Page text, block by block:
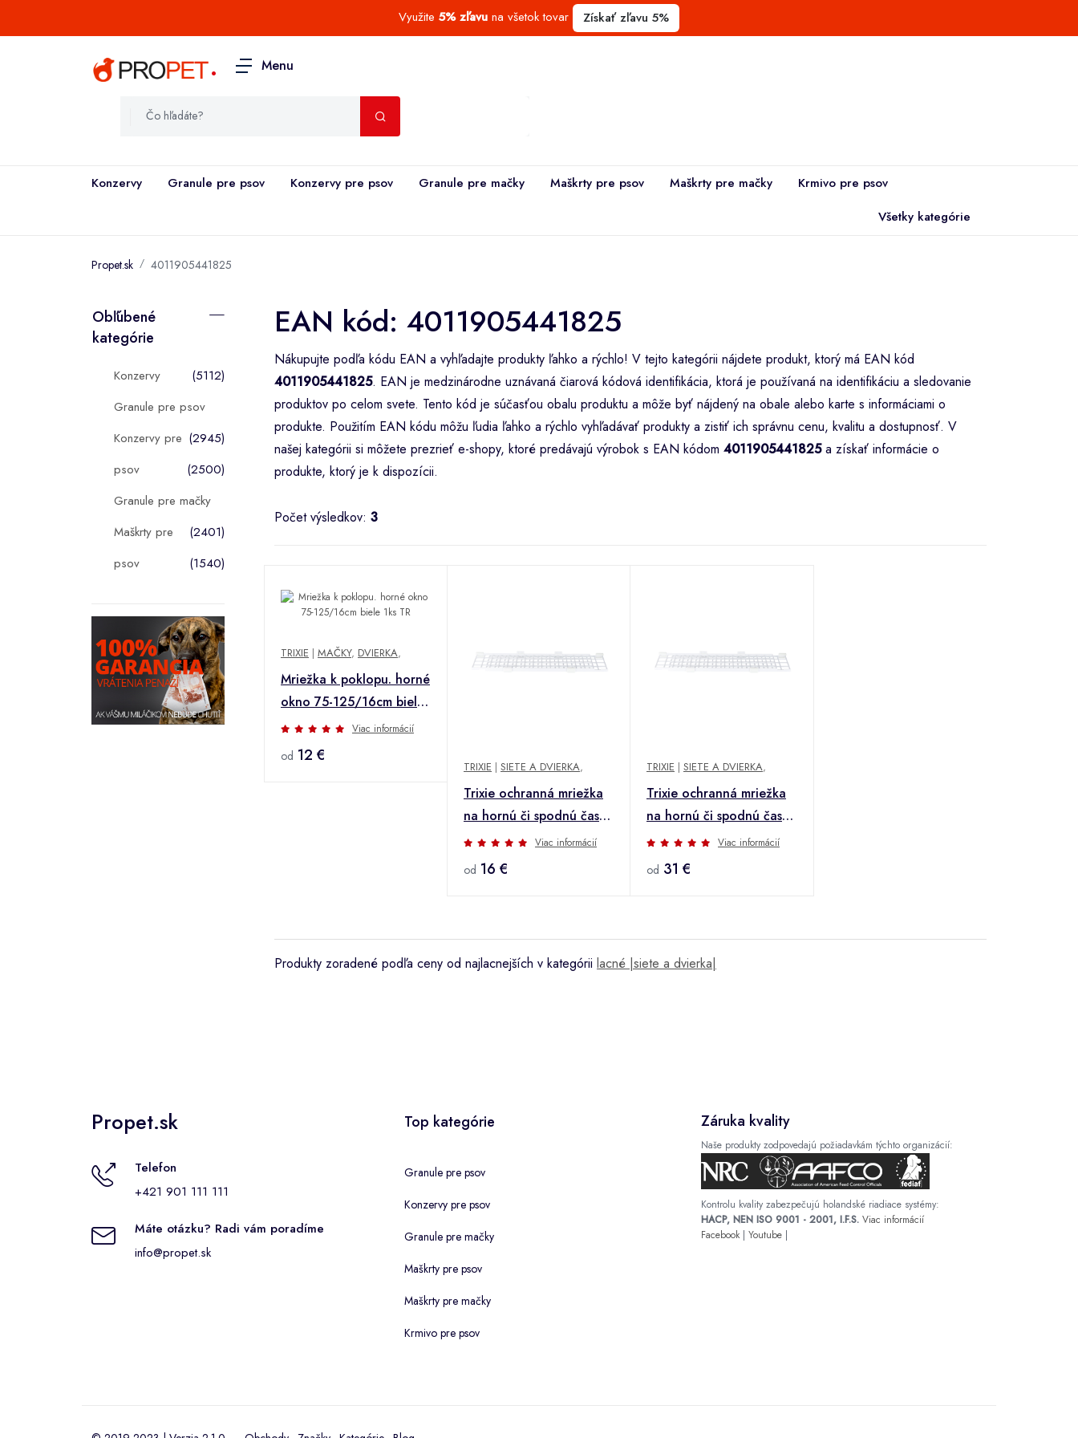
Využite 5% zľavu na všetok tovar Získať zľavu 5%
. Menu
Konzervy Granule pre psov Konzervy pre psov Granule pre mačky Maškrty pre psov Maškrty pre mačky
Krmivo pre psov
Všetky kategórie
Propet.sk 4011905441825
Obľúbené
kategórie
Konzervy
(5112)
Granule pre psov
(2945)
Konzervy pre
psov
(2500)
Granule pre mačky
(2401)
Maškrty pre
psov
(1540)
EAN kód: 4011905441825
Nákupujte podľa kódu EAN a vyhľadajte produkty ľahko a rýchlo! V tejto kategórii nájdete produkt, ktorý má EAN kód
4011905441825. EAN je medzinárodne uznávaná čiarová kódová identifikácia, ktorá je používaná na identifikáciu a sledovanie
produktov po celom svete. Tento kód je súčasťou obalu produktu a môže byť nájdený na obale alebo karte s informáciami o
produkte. Použitím EAN kódu môžu ľudia ľahko a rýchlo vyhľadávať produkty a zistiť ich správnu cenu, kvalitu a dostupnosť. V
našej kategórii si môžete prezrieť e-shopy, ktoré predávajú výrobok s EAN kódom 4011905441825a získať informácie o
produkte, ktorý je k dispozícii.
Počet výsledkov: 3
TRIXIE | MAČKY, DVIERKA,
Mriežka k poklopu. horné
okno 75-125/16cm biele
1ks TR
Viac informácií
od 12 €
TRIXIE | SIETE A DVIERKA,
Trixie ochranná mriežka
na hornú či spodnú časť
okien, výsuvná - 1 kus
Viac informácií
od 16 €
TRIXIE | SIETE A DVIERKA,
Trixie ochranná mriežka
na hornú či spodnú časť
okien, výsuvná - 2 kusy
Viac informácií
od 31 €
Produkty zoradené podľa ceny od najlacnejších v kategórii lacné |siete a dvierka|
Propet.sk
Telefon
+421 901 111 111
Máte otázku? Radi vám poradíme
info@propet.sk
Top kategórie
Granule pre psov
Konzervy pre psov
Granule pre mačky
Maškrty pre psov
Maškrty pre mačky
Krmivo pre psov
Záruka kvality
Naše produkty zodpovedajú požiadavkám týchto organizácií:
Kontrolu kvality zabezpečujú holandské riadiace systémy:
HACP, NEN ISO 9001 - 2001, I.F.S. Viac informácií
Facebook| Youtube |